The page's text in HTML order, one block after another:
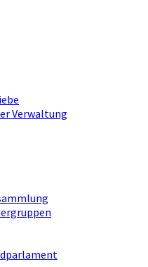
Verwaltung